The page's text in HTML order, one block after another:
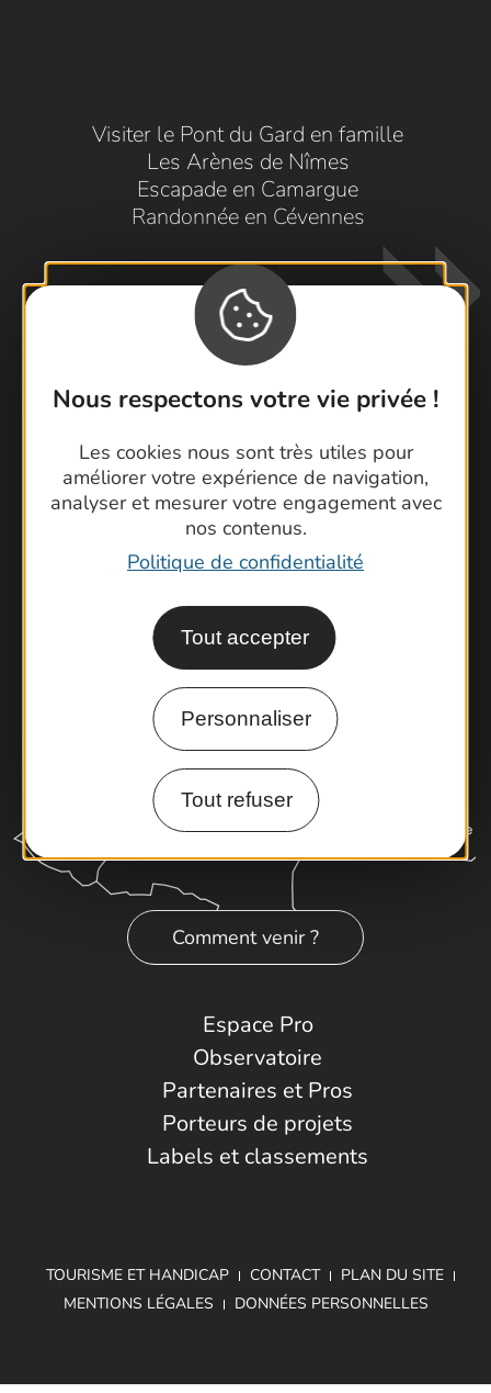
Nous respectons votre vie privée !
Les cookies nous sont très utiles pour
améliorer votre expérience de navigation,
analyser et mesurer votre engagement avec
nos contenus.
Politique de confidentialité
Tout accepter
Personnaliser
Tout refuser
Visiter le Pont du Gard en famille
Les Arènes de Nîmes
Escapade en Camargue
Randonnée en Cévennes
Contactez-nous !
Foire aux questions
Brochures
Cartoguides et Topoguides
Latitude Gard
Comment venir ?
Espace Pro
Observatoire
Partenaires et Pros
Porteurs de projets
Labels et classements
TOURISME ET HANDICAP CONTACT
PLAN DU SITE
MENTIONS LÉGALES
DONNÉES PERSONNELLES